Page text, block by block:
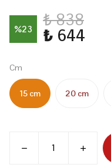
%23 ₺ 838
₺ 644
Cm
15 cm 20 cm